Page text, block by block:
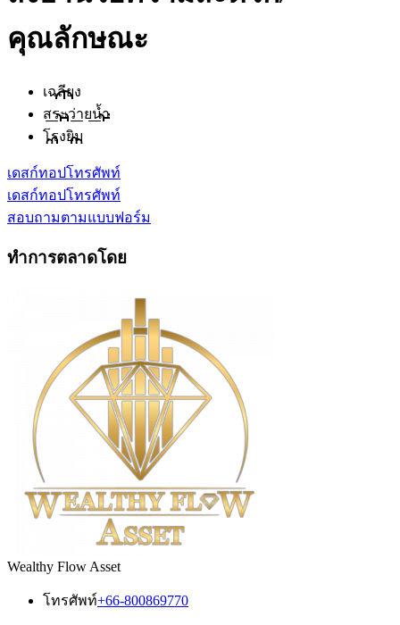
คุณลักษณะ
เฉลียง
สระว่ายน้ำ
โรงยิม
เดสก์ทอปโทรศัพท์
เดสก์ทอปโทรศัพท์
สอบถามตามแบบฟอร์ม
ทำการตลาดโดย
Wealthy Flow Asset
โทรศัพท์+66-800869770